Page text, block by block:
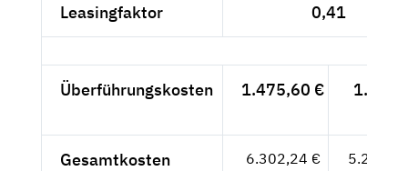
Leasingfaktor 0,41
Überführungskosten 1.475,60 €
1.240,-
Gesamtkosten 6.302,24 € 5.296,--